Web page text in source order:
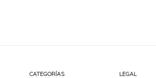
CATEGORÍAS LEGAL